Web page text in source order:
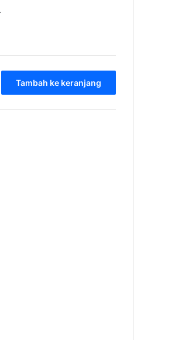
Tambah ke keranjang